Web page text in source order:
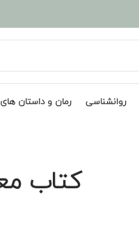
روانشناسی رمان و داستان
کتاب